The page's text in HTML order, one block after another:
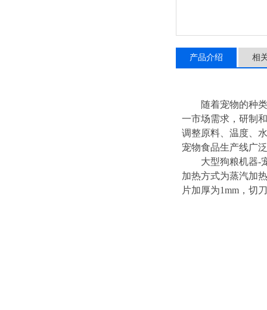
产品介绍 相
随着宠物的种类
一市场需求，研制
调整原料、温度、
宠物食品生产线广
大型狗粮机器-宠
加热方式为蒸汽加
片加厚为1mm，切